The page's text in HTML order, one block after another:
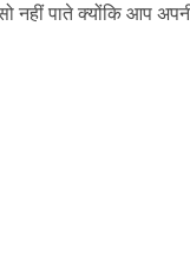
नहीं पाते क्योंकि आप